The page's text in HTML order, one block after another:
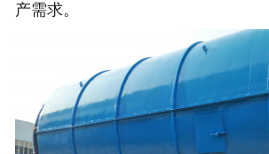
产需求。